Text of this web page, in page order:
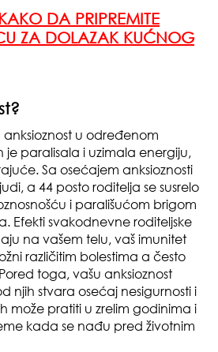
DA PRIPREMITE
ZA DOLAZAK KUĆNOG
u određenom
je paralisala i uzimala energiju,
Sa osećajem anksioznosti
a 44 posto roditelja se susrelo
i parališućom brigom
Efekti svakodnevne roditeljske
na vašem telu, vaš imunitet
različitim bolestima a često
toga, vašu anksioznost
njih stvara osećaj nesigurnosti i
može pratiti u zrelim godinima i
kada se nađu pred životnim